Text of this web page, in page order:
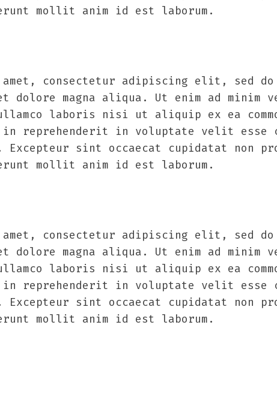
mollit anim id est laborum.
consectetur adipiscing elit, sed do
magna aliqua. Ut enim ad minim
laboris nisi ut aliquip ex ea
reprehenderit in voluptate velit esse
sint occaecat cupidatat non
mollit anim id est laborum.
consectetur adipiscing elit, sed do
magna aliqua. Ut enim ad minim
laboris nisi ut aliquip ex ea
reprehenderit in voluptate velit esse
sint occaecat cupidatat non
mollit anim id est laborum.